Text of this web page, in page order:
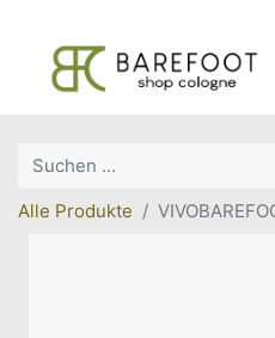
Alle Produkte